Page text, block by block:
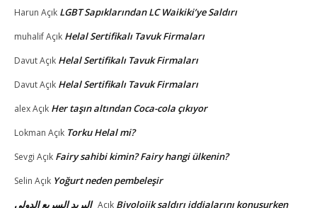
Harun Açık LGBT Sapıklarından LC Waikiki’ye Saldırı
muhalifAçık Helal Sertifikalı Tavuk Firmaları
DavutAçık Helal Sertifikalı Tavuk Firmaları
DavutAçık Helal Sertifikalı Tavuk Firmaları
alexAçık Her taşın altından Coca-cola çıkıyor
Lokman Açık Torku Helal mi?
Sevgi Açık Fairy sahibi kimin? Fairy hangi ülkenin?
Selin Açık Yoğurt neden pembeleşir
البريد السريع الدولى Açık Biyolojik saldırı iddialarını konuşurken